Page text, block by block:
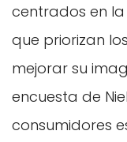
centrados en
que priorizan
mejorar su
encuesta de
consumidores